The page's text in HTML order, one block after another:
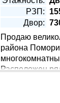
РЗП:
Двор:
Продаю
района
Расположен